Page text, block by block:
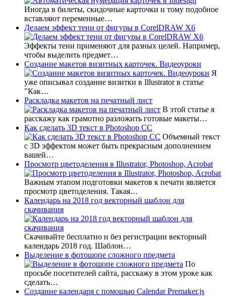
Иногда в билеты, скидочные карточки и тому подобное
вставляют переменные…
Делаем эффект тени от фигуры в CorelDRAW X6
Эффекты тени применяют для разных целей. Например,
чтобы выделить предмет…
Создание макетов визитных карточек. Видеоуроки
Я
уже описывал создание визитки в Illustrator в статье
"Как…
Раскладка макетов на печатный лист
В этой статье я
расскажу как грамотно разложить готовые макеты…
Как сделать 3D текст в Photoshop CC
Объемный текст
с 3D эффектом может быть прекрасным дополнением
вашей…
Просмотр цветоделения в Illustrator, Photoshop, Acrobat
Важным этапом подготовки макетов к печати является
просмотр цветоделения. Такая…
Календарь на 2018 год векторный шаблон для
скачивания
Скачивайте бесплатно и без регистрации векторный
календарь 2018 год. Шаблон…
Выделение в фотошопе сложного предмета
По
просьбе посетителей сайта, расскажу в этом уроке как
сделать…
Создание календаря с помощью Calendar Premaker.js